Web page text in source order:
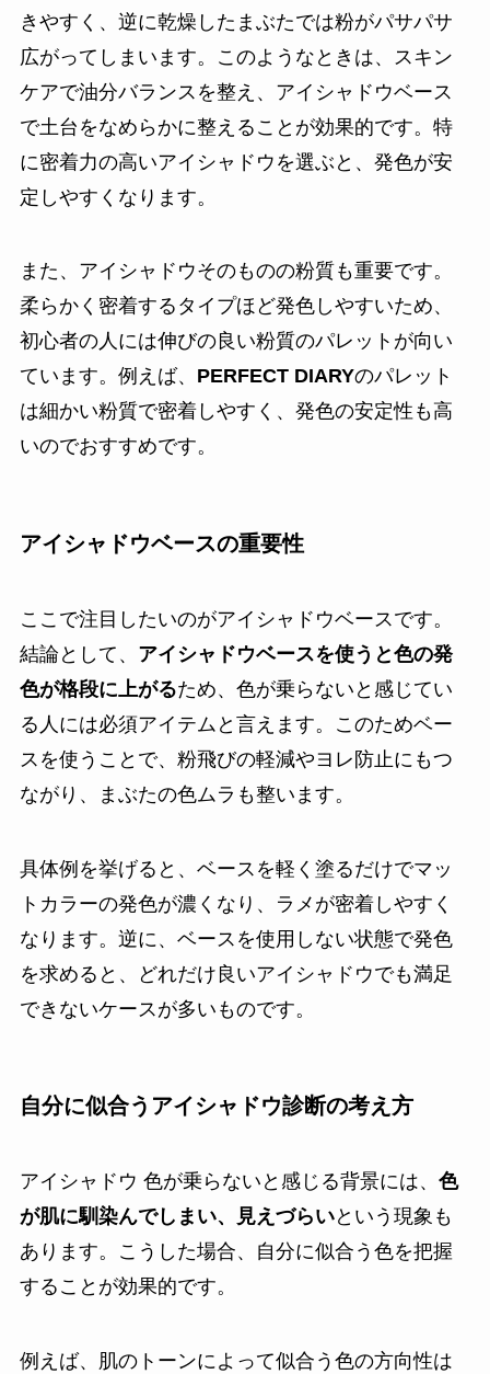
きやすく、逆に乾燥したまぶたでは粉がパサパサ
広がってしまいます。このようなときは、スキン
ケアで油分バランスを整え、アイシャドウベース
で土台をなめらかに整えることが効果的です。特
に密着力の高いアイシャドウを選ぶと、発色が安
定しやすくなります。
また、アイシャドウそのものの粉質も重要です。
柔らかく密着するタイプほど発色しやすいため、
初心者の人には伸びの良い粉質のパレットが向い
ています。例えば、 PERFECT DIARYのパレット
は細かい粉質で密着しやすく、発色の安定性も高
いのでおすすめです。
アイシャドウベースの重要性
ここで注目したいのがアイシャドウベースです。
結論として、 アイシャドウベースを使うと色の発
色が格段に上がるため、色が乗らないと感じてい
る人には必須アイテムと言えます。このためベー
スを使うことで、粉飛びの軽減やヨレ防止にもつ
ながり、まぶたの色ムラも整います。
具体例を挙げると、ベースを軽く塗るだけでマッ
トカラーの発色が濃くなり、ラメが密着しやすく
なります。逆に、ベースを使用しない状態で発色
を求めると、どれだけ良いアイシャドウでも満足
できないケースが多いものです。
自分に似合うアイシャドウ診断の考え方
アイシャドウ 色が乗らないと感じる背景には、 色
が肌に馴染んでしまい、見えづらいという現象も
あります。こうした場合、自分に似合う色を把握
することが効果的です。
例えば、肌のトーンによって似合う色の方向性は